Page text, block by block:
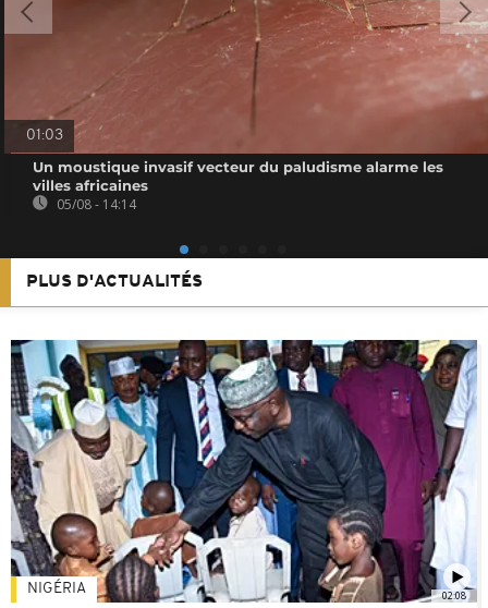
01:03
Un moustique invasif vecteur du paludisme alarme les
villes africaines
05/08 - 14:14
PLUS D'ACTUALITÉS
02:08
NIGÉRIA